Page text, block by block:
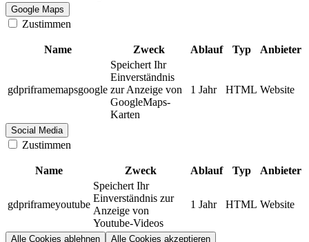
Google Maps
Zustimmen
Name Zweck Ablauf Typ Anbieter
gdpriframemapsgoogle
Speichert Ihr
Einverständnis
zur Anzeige von
GoogleMaps-
Karten
1 Jahr HTML Website
Social Media
Zustimmen
Name Zweck Ablauf Typ Anbieter
gdpriframeyoutube
Speichert Ihr
Einverständnis zur
Anzeige von
Youtube-Videos
1 Jahr HTML Website
Alle Cookies ablehnen Alle Cookies akzeptieren